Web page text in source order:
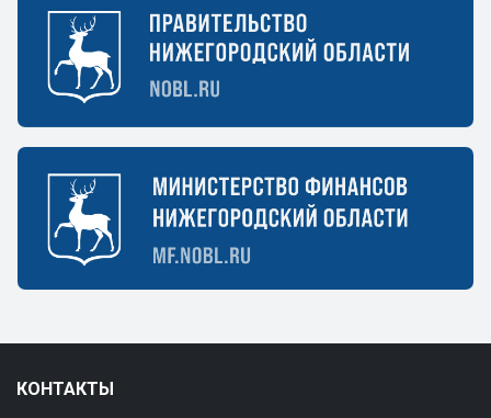
КОНТАКТЫ